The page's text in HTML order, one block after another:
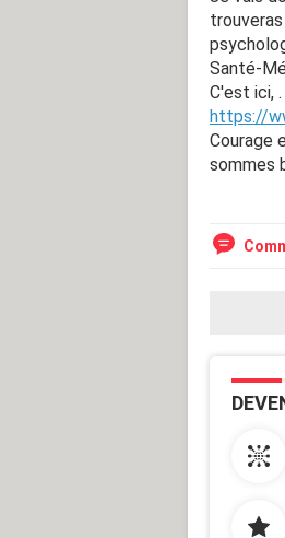
Santé-
C'est ici, .
https://
Courage
sommes